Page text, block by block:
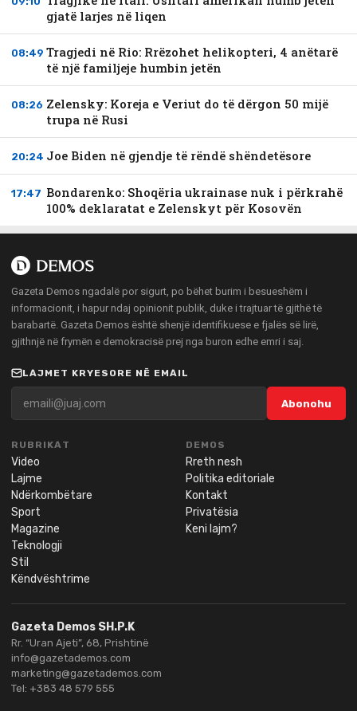
gjatë larjes në liqen
08:49 Tragjedi në Rio: Rrëzohet helikopteri, 4 anëtarë
të një familjeje humbin jetën
08:26 Zelensky: Koreja e Veriut do të dërgon 50 mijë
trupa në Rusi
20:24 Joe Biden në gjendje të rëndë shëndetësore
17:47 Bondarenko: Shoqëria ukrainase nuk i përkrahë
100% deklaratat e Zelenskyt për Kosovën
Gazeta Demos ngadalë por sigurt, po bëhet burim i besueshëm i
informacionit, i hapur ndaj opinionit publik, duke i trajtuar të gjithë të
barabartë. Gazeta Demos është shenjë identifikuese e fjalës së lirë,
gjithnjë në frymën e demokracisë prej nga buron edhe emri i saj.
LAJMET KRYESORE NË EMAIL
Abonohu
RUBRIKAT
Video
Lajme
Ndërkombëtare
Sport
Magazine
Teknologji
Stil
Këndvështrime
DEMOS
Rreth nesh
Politika editoriale
Kontakt
Privatësia
Keni lajm?
Gazeta Demos SH.P.K
Rr. “Uran Ajeti”, 68, Prishtinë
info@gazetademos.com
marketing@gazetademos.com
Tel: +383 48 579 555